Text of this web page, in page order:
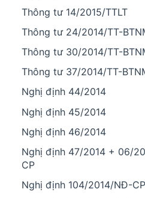
Thông tư 14/2015/TTLT
Thông tư 24/2014/TT-
Thông tư 30/2014/TT-
Thông tư 37/2014/TT-
Nghị định 44/2014
Nghị định 45/2014
Nghị định 46/2014
Nghị định 47/2014 + 06/
CP
Nghị định 104/2014/NĐ-CP